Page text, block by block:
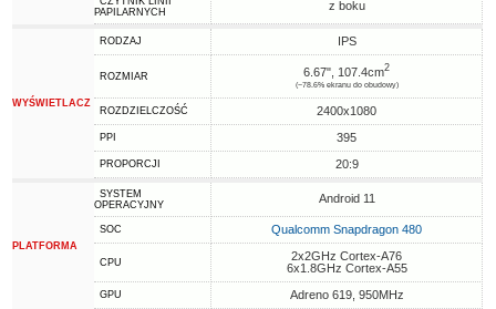
PAPILARNYCH
z boku
WYŚWIETLACZ
RODZAJ IPS
ROZMIAR 6.67", 107.4cm2
(~78.6% ekranu do obudowy)
ROZDZIELCZOŚĆ 2400x1080
PPI 395
PROPORCJI 20:9
PLATFORMA
SYSTEM
OPERACYJNY
Android 11
SOC Qualcomm Snapdragon 480
CPU
2x2GHz Cortex-A76
6x1.8GHz Cortex-A55
GPU Adreno 619, 950MHz